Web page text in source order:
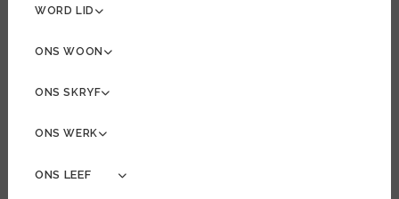
WORD LID
ONS WOON
ONS SKRYF
ONS WERK
ONS LEEF
MORE ABOUT: ONS LEEF